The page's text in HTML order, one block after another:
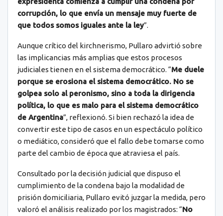
corrupción, lo que envía un mensaje muy fuerte de
que todos somos iguales ante la ley”.
Aunque crítico del kirchnerismo, Pullaro advirtió sobre
las implicancias más amplias que estos procesos
judiciales tienen en el sistema democrático. “Me duele
porque se erosiona el sistema democrático. No se
golpea solo al peronismo, sino a toda la dirigencia
política, lo que es malo para el sistema democrático
de Argentina”, reflexionó. Si bien rechazó la idea de
convertir este tipo de casos en un espectáculo político
o mediático, consideró que el fallo debe tomarse como
parte del cambio de época que atraviesa el país.
Consultado por la decisión judicial que dispuso el
cumplimiento de la condena bajo la modalidad de
prisión domiciliaria, Pullaro evitó juzgar la medida, pero
valoró el análisis realizado por los magistrados: “No